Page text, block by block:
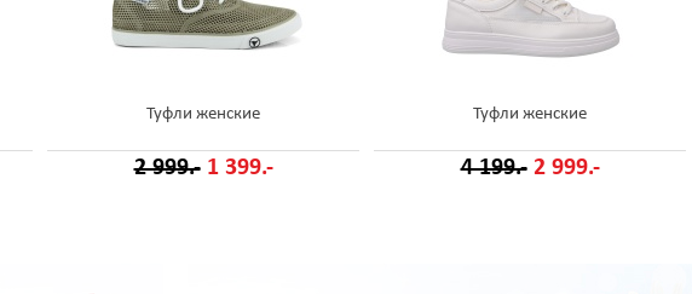
Туфли женские
2 999.- 1 399.-
Туфли женские
4 199.- 2 999.-